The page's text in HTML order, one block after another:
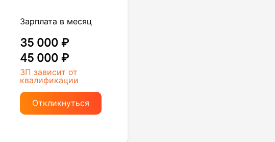
Зарплата в месяц
35 000 ₽
45 000 ₽
ЗП зависит от
квалификации
Откликнуться